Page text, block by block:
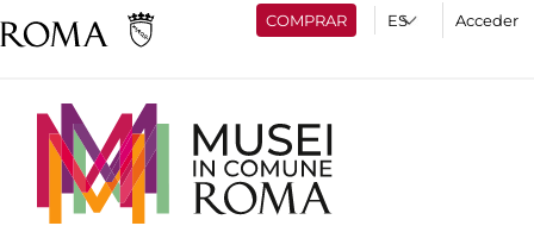
COMPRAR Acceder